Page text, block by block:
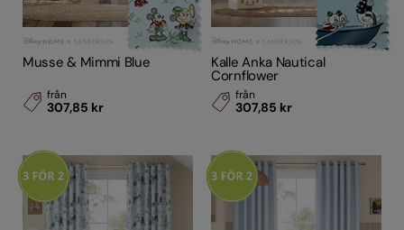
Musse & Mimmi Blue
från
307,85 kr
Kalle Anka Nautical
Cornflower
från
307,85 kr